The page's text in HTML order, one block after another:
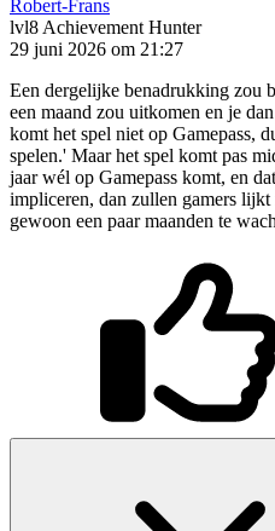
Robert-Frans
lvl8 Achievement Hunter
29 juni 2026 om 21:27
Een dergelijke benadrukking zou
een maand zou uitkomen en je
komt het spel niet op Gamepass,
spelen.' Maar het spel komt pas
jaar wél op Gamepass komt, en
impliceren, dan zullen gamers
gewoon een paar maanden te